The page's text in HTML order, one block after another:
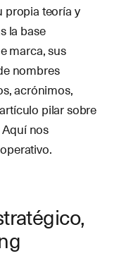
propia teoría y
la base
marca, sus
nombres
acrónimos,
pilar sobre
Aquí nos